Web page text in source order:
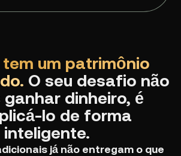
tem um patrimônio
O seu desafio não
ganhar dinheiro, é
lo de forma
inteligente.
já não entregam o que